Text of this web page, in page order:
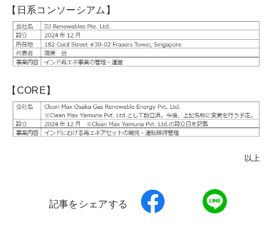
【日系コンソーシアム】
【CORE】
以上
記事をシェアする